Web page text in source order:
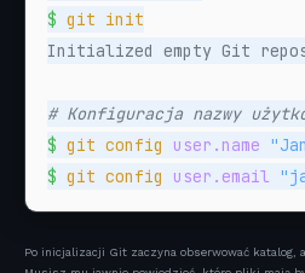
$ git init
Initialized empty Git
# Konfiguracja nazwy
$ git config user.name
$ git config user.email
Po inicjalizacji Git zaczyna obserwować katalog,